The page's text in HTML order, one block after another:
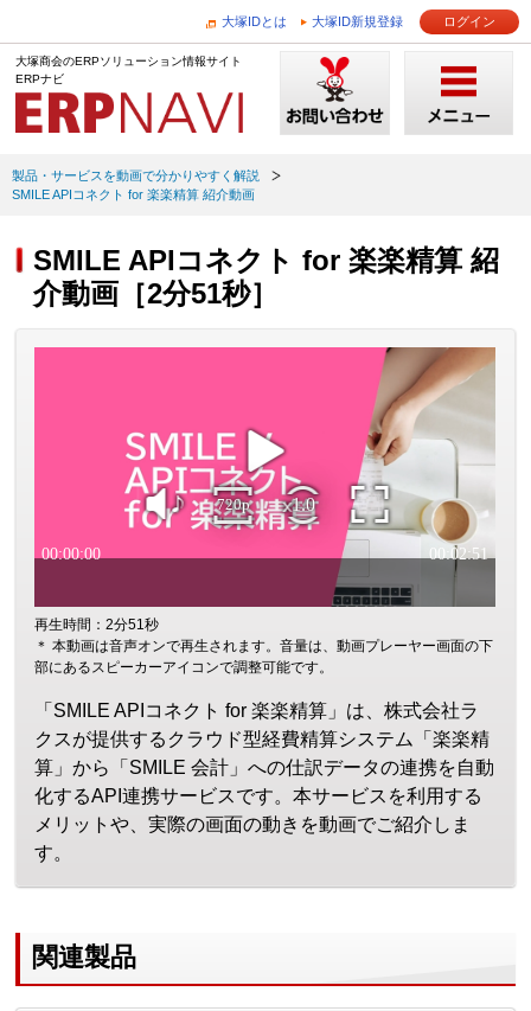
大塚IDとは 大塚ID新規登録 ログイン
大塚商会のERPソリューション情報サイト
ERPナビ
製品・サービスを動画で分かりやすく解説
SMILE APIコネクト for 楽楽精算 紹介動画
SMILE APIコネクト for 楽楽精算 紹
介動画［2分51秒］
再生時間：2分51秒
＊ 本動画は音声オンで再生されます。音量は、動画プレーヤー画面の下
部にあるスピーカーアイコンで調整可能です。
「SMILE APIコネクト for 楽楽精算」は、株式会社ラ
クスが提供するクラウド型経費精算システム「楽楽精
算」から「SMILE 会計」への仕訳データの連携を自動
化するAPI連携サービスです。本サービスを利用する
メリットや、実際の画面の動きを動画でご紹介しま
す。
関連製品